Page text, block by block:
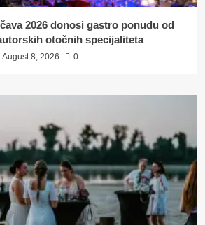
2026 donosi gastro ponudu od
otočnih specijaliteta
August 8, 2026 0